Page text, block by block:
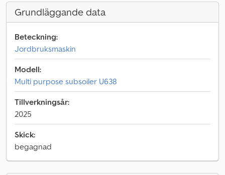
Grundläggande data
Beteckning:
Jordbruksmaskin
Modell:
Multi purpose subsoiler U638
Tillverkningsår:
2025
Skick:
begagnad